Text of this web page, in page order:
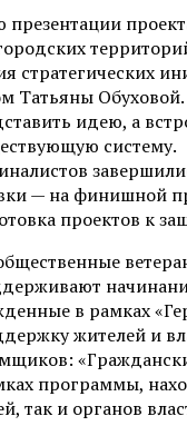
презентации
стратегических
Татьяны Обуховой.
идею, а
систему.
— на финишной
проектов к
в рамках
жителей и
программы,
так и органов